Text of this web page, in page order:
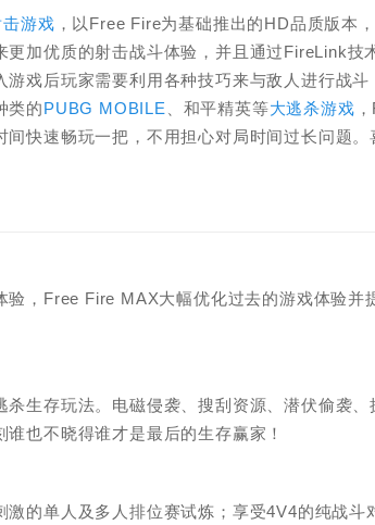
击游戏 ，以Free Fire为基础推出的HD品质版本
更加优质的射击战斗体验，并且通过FireLink技
游戏后玩家需要利用各种技巧来与敌人进行战
类的 PUBG MOBILE 、和平精英等大逃杀游戏
间快速畅玩一把，不用担心对局时间过长问题
验，Free Fire MAX大幅优化过去的游戏体验并
生存玩法。电磁侵袭、搜刮资源、潜伏偷袭
也不晓得谁才是最后的生存赢家！
激的单人及多人排位赛试炼；享受4V4的纯战